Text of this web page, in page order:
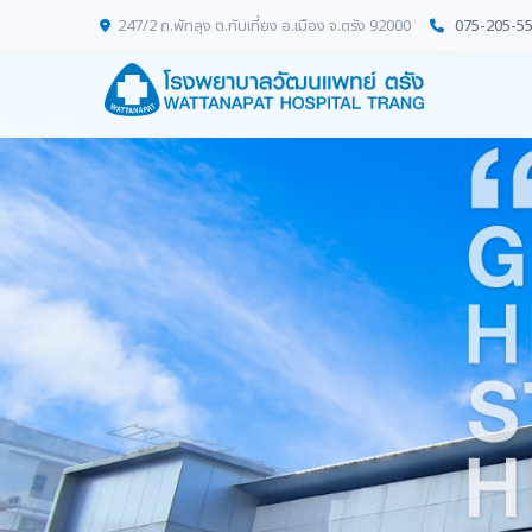
247/2 ถ.พัทลุง ต.ทับเที่ยง อ.เมือง จ.ตรัง 92000 075-205-